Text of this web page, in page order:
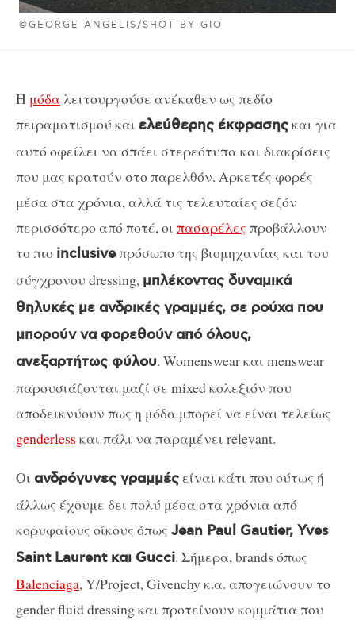
©GEORGE ANGELIS/SHOT BY GIO
Η μόδα λειτουργούσε ανέκαθεν ως πεδίο
πειραματισμού και ελεύθερης έκφρασηςκαι για
αυτό οφείλει να σπάει στερεότυπα και διακρίσεις
που μας κρατούν στο παρελθόν. Αρκετές φορές
μέσα στα χρόνια, αλλά τις τελευταίες σεζόν
περισσότερο από ποτέ, οι πασαρέλες προβάλλουν
το πιο inclusiveπρόσωπο της βιομηχανίας και του
σύγχρονου dressing, μπλέκοντας δυναμικά
θηλυκές με ανδρικές γραμμές, σε ρούχα που
μπορούν να φορεθούν από όλους,
ανεξαρτήτως φύλου. Womenswear και menswear
παρουσιάζονται μαζί σε mixed κολεξιόν που
αποδεικνύουν πως η μόδα μπορεί να είναι τελείως
genderless και πάλι να παραμένει relevant.
Οι ανδρόγυνες γραμμέςείναι κάτι που ούτως ή
άλλως έχουμε δει πολύ μέσα στα χρόνια από
κορυφαίους οίκους όπως Jean Paul Gautier, Yves
Saint Laurent και Gucci. Σήμερα, brands όπως
Balenciaga, Y/Project, Givenchy κ.α. απογειώνουν το
gender fluid dressing και προτείνουν κομμάτια που